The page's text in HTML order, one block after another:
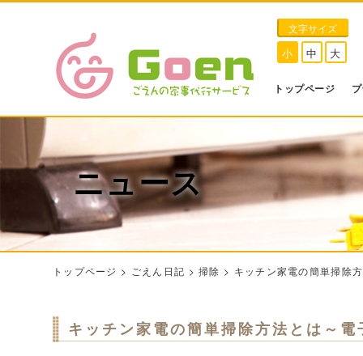
文字サイズ
小 中 大
トップページ
ニュース
トップページ > ごえん日記 >掃除 > キッチン家電の簡単掃除
キッチン家電の簡単掃除方法とは～